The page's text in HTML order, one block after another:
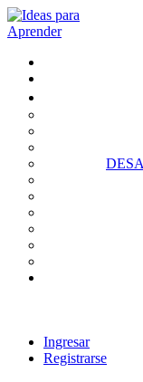
Ingresar
Registrarse